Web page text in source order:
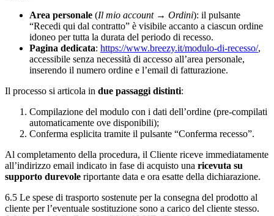
Area personale (Il mio account → Ordini): il pulsante
“Recedi qui dal contratto” è visibile accanto a ciascun ordine
idoneo per tutta la durata del periodo di recesso.
Pagina dedicata: https://www.breezy.it/modulo-di-recesso/,
accessibile senza necessità di accesso all’area personale,
inserendo il numero ordine e l’email di fatturazione.
Il processo si articola in due passaggi distinti:
Compilazione del modulo con i dati dell’ordine (pre-compilati
automaticamente ove disponibili);
Conferma esplicita tramite il pulsante “Conferma recesso”.
Al completamento della procedura, il Cliente riceve immediatamente
all’indirizzo email indicato in fase di acquisto una ricevuta su
supporto durevole riportante data e ora esatte della dichiarazione.
6.5 Le spese di trasporto sostenute per la consegna del prodotto al
cliente per l’eventuale sostituzione sono a carico del cliente stesso.